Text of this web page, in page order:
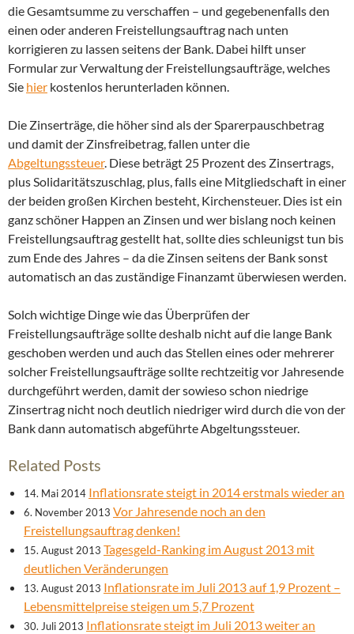
die Gesamtsumme zu verschaffen – und gegebenenfalls den
einen oder anderen Freistellungsauftrag nach unten
korrigieren zu lassen seitens der Bank. Dabei hilft unser
Formular zur Verwaltung der Freistellungsaufträge, welches
Sie hier kostenlos herunterladen können.
Die Zinserträge, die höher sind als der Sparerpauschbetrag
und damit der Zinsfreibetrag, fallen unter die
Abgeltungssteuer. Diese beträgt 25 Prozent des Zinsertrags,
plus Solidaritätszuschlag, plus, falls eine Mitgliedschaft in einer
der beiden großen Kirchen besteht, Kirchensteuer. Dies ist ein
ganz schöner Happen an Zinsen und wer bislang noch keinen
Freistellungsauftrag gestellt hat, sollte dies schleunigst tun bis
zum Ende des Jahres – da die Zinsen seitens der Bank sonst
automatisch an das zuständige Finanzamt überwiesen werden.
Solch wichtige Dinge wie das Überprüfen der
Freistellungsaufträge sollte deshalb nicht auf die lange Bank
geschoben werden und auch das Stellen eines oder mehrerer
solcher Freistellungsaufträge sollte rechtzeitig vor Jahresende
durchgeführt werden, damit der sowieso schon niedrige
Zinsertrag nicht noch deutlich niedriger wird durch die von der
Bank dann automatisch abgeführte Abgeltungssteuer.
Related Posts
14. Mai 2014 Inflationsrate steigt in 2014 erstmals wieder an
6. November 2013 Vor Jahresende noch an den
Freistellungsauftrag denken!
15. August 2013 Tagesgeld-Ranking im August 2013 mit
deutlichen Veränderungen
13. August 2013 Inflationsrate im Juli 2013 auf 1,9 Prozent –
Lebensmittelpreise steigen um 5,7 Prozent
30. Juli 2013 Inflationsrate steigt im Juli 2013 weiter an